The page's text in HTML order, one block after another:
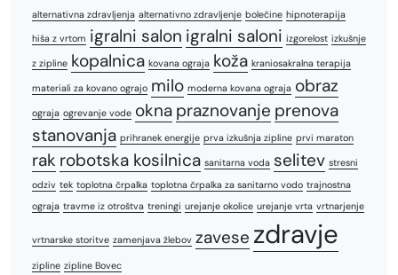
alternativna zdravljenja alternativno zdravljenje bolečine hipnoterapija
hiša z vrtom igralni salon igralni saloni izgorelost izkušnje
z zipline kopalnica kovana ograja koža kraniosakralna terapija
materiali za kovano ograjo milo moderna kovana ograja obraz
ograja ogrevanje vode okna praznovanje prenova
stanovanja prihranek energije prva izkušnja zipline prvi maraton
rak robotska kosilnica sanitarna voda selitev stresni
odziv tek toplotna črpalka toplotna črpalka za sanitarno vodo trajnostna
ograja travme iz otroštva treningi urejanje okolice urejanje vrta vrtnarjenje
vrtnarske storitve zamenjava žlebov zavese zdravje
zipline zipline Bovec